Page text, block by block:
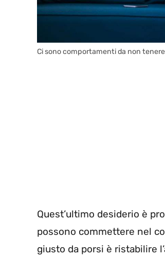
Ci sono comportamenti da non
Quest’ultimo desiderio è
possono commettere nel
giusto da porsi è ristabilire